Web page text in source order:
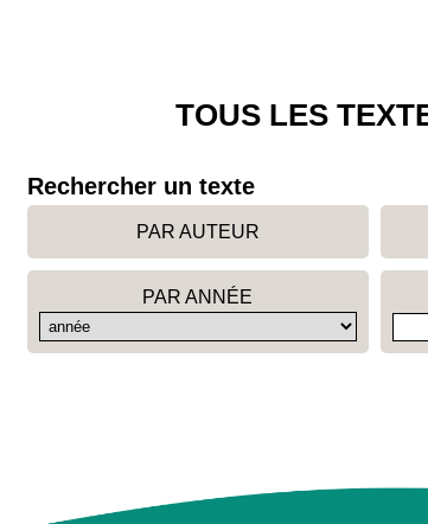
TOUS LES
Rechercher un texte
PAR AUTEUR
PAR ANNÉE